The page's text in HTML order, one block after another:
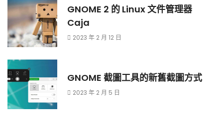
GNOME 2 的 Linux 文件管理器
Caja
2023 年 2 月 12 日
GNOME 截圖工具的新舊截圖方式
2023 年 2 月 5 日